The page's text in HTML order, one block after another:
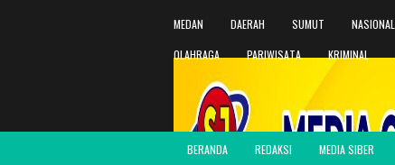
MEDAN DAERAH SUMUT NASIONAL
OLAHRAGA
PARIWISATA KRIMINAL
BERANDA REDAKSI MEDIA SIBER